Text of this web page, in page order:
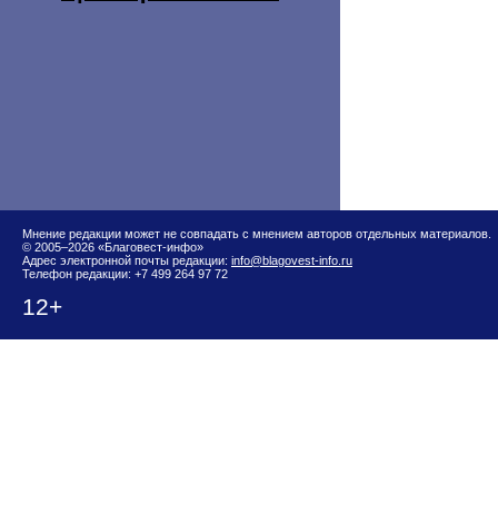
Мнение редакции может не совпадать с мнением авторов отдельных материалов.
© 2005–2026 «Благовест-инфо»
Адрес электронной почты редакции: info@blagovest-info.ru
Телефон редакции: +7 499 264 97 72
12+